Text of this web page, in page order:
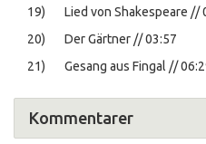
19) Lied von Shakespeare //
20) Der Gärtner // 03:57
21) Gesang aus Fingal //
Kommentarer